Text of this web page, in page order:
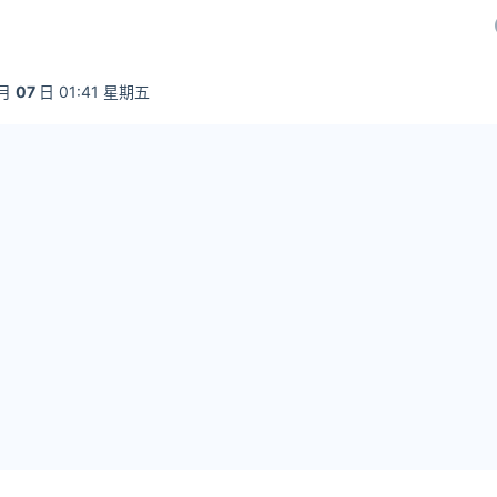
07 日 01:41 星期五